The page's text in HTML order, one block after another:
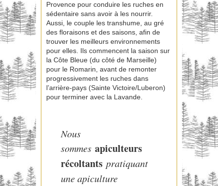
Provence pour conduire les ruches en
sédentaire sans avoir à les nourrir.
Aussi, le couple les transhume, au gré
des floraisons et des saisons, afin de
trouver les meilleurs environnements
pour elles. Ils commencent la saison sur
la Côte Bleue (du côté de Marseille)
pour le Romarin, avant de remonter
progressivement les ruches dans
l’arrière-pays (Sainte Victoire/Luberon)
pour terminer avec la Lavande.
Nous
sommes apiculteurs
récoltants pratiquant
une apiculture